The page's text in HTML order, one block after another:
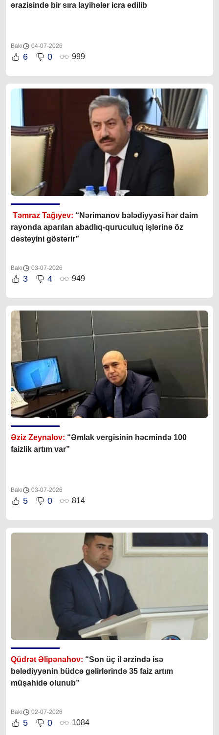
ərazisində bir sıra layihələr icra edilib
Bakı 04-07-2026
6 0 999
Təmraz Tağıyev: “Nərimanov bələdiyyəsi hər daim
rayonda aparılan abadlıq-quruculuq işlərinə öz
dəstəyini göstərir”
Bakı 03-07-2026
3 4 949
Əziz Zeynalov: “Əmlak vergisinin həcmində 100
faizlik artım var”
Bakı 03-07-2026
5 0 814
Qüdrət Əlipənahov: “Son üç il ərzində isə
bələdiyyənin büdcə gəlirlərində 35 faiz artım
müşahidə olunub”
Bakı 02-07-2026
5 0 1084